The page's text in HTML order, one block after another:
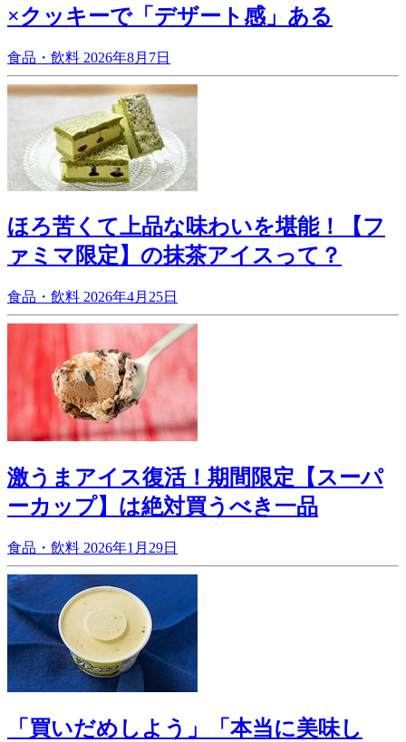
×クッキーで「デザート感」ある
食品・飲料 2026年8月7日
ほろ苦くて上品な味わいを堪能！【フ
ァミマ限定】の抹茶アイスって？
食品・飲料 2026年4月25日
激うまアイス復活！期間限定【スーパ
ーカップ】は絶対買うべき一品
食品・飲料 2026年1月29日
「買いだめしよう」「本当に美味し